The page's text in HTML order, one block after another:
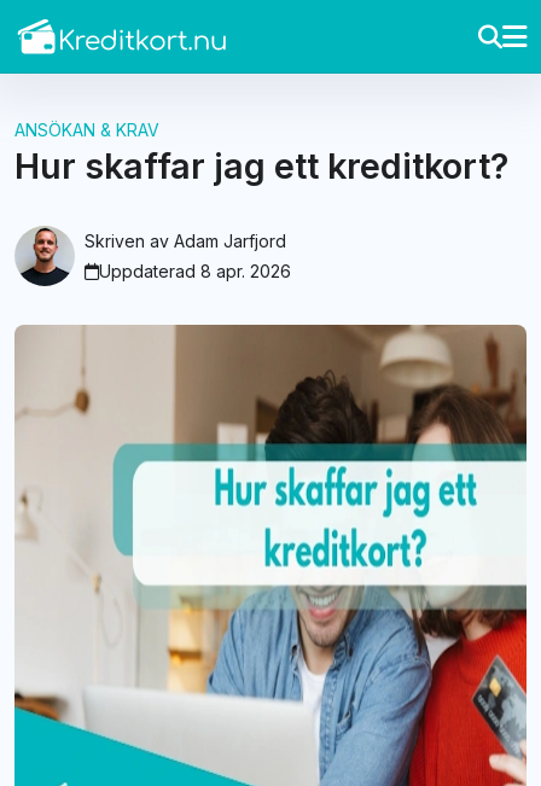
ANSÖKAN & KRAV
Hur skaffar jag ett kreditkort?
Skriven av Adam Jarfjord
Uppdaterad 8 apr. 2026